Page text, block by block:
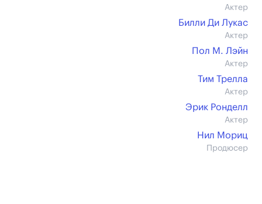
Актер
Билли Ди Лукас
Актер
Пол М. Лэйн
Актер
Тим Трелла
Актер
Эрик Ронделл
Актер
Нил Мориц
Продюсер